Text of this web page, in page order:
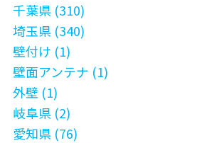
千葉県 (310)
埼玉県 (340)
壁付け (1)
壁面アンテナ (1)
外壁 (1)
岐阜県 (2)
愛知県 (76)